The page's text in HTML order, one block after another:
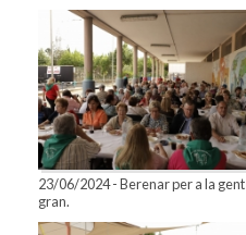
23/06/2024 - Berenar per a la gent
gran.